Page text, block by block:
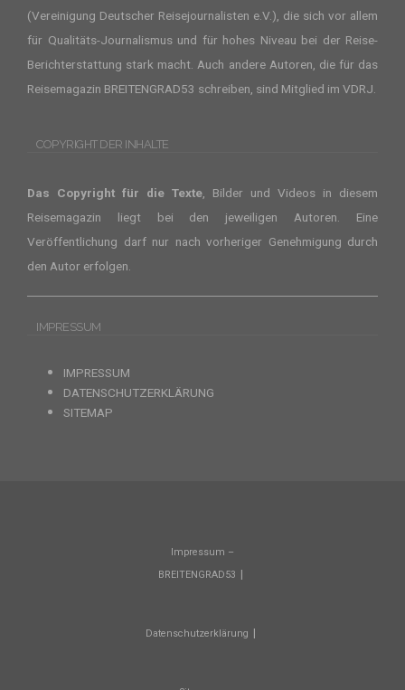
(Vereinigung Deutscher Reisejournalisten e.V.), die sich vor allem
für Qualitäts-Journalismus und für hohes Niveau bei der Reise-
Berichterstattung stark macht. Auch andere Autoren , die für das
Reisemagazin BREITENGRAD53 schreiben, sind Mitglied im VDRJ.
COPYRIGHT DER INHALTE
Das Copyright für die Texte , Bilder und Videos in diesem
Reisemagazin liegt bei den jeweiligen Autoren. Eine
Veröffentlichung darf nur nach vorheriger Genehmigung durch
den Autor erfolgen.
IMPRESSUM
IMPRESSUM
DATENSCHUTZERKLÄRUNG
SITEMAP
Impressum –
BREITENGRAD53
Datenschutzerklärung